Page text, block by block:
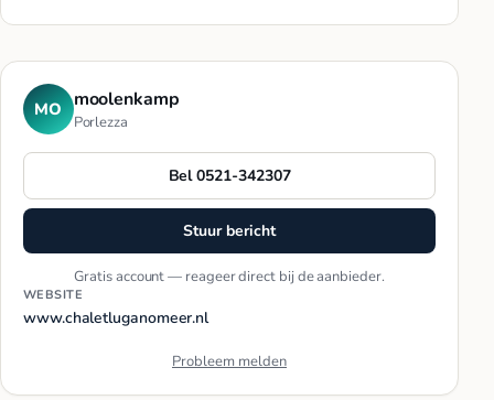
MO moolenkamp
Porlezza
Bel 0521-342307
Stuur bericht
Gratis account — reageer direct bij de aanbieder.
WEBSITE
www.chaletluganomeer.nl
Probleem melden